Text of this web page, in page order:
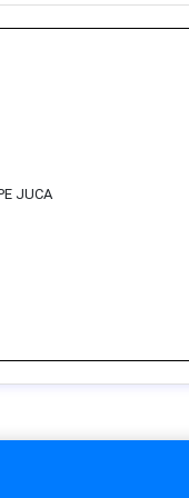
JUCA